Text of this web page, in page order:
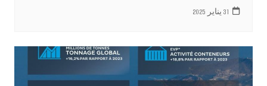
31 يناير 2025